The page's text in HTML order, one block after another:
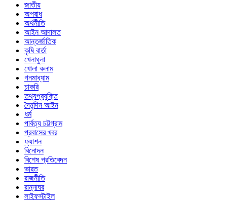
জাতীয়
অপরাধ
অর্থনীতি
আইন আদালত
আন্তর্জাতিক
কৃষি বার্তা
খেলাধুলা
খোলা কলাম
গনমাধ্যাম
চাকরি
তথ্যপ্রযুক্তি
দৈনন্দিন আইন
ধর্ম
পার্বত্য চট্টগ্রাম
প্রবাসের খবর
ফ্যাশন
বিনোদন
বিশেষ প্রতিবেদন
ভারত
রাজনীতি
রান্নাঘর
লাইফস্টাইল